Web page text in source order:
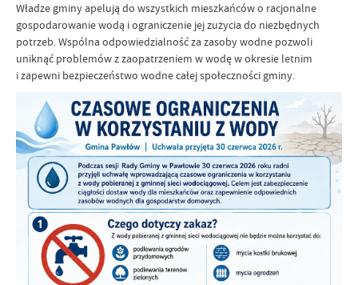
Władze gminy apelują do wszystkich mieszkańców o racjonalne
gospodarowanie wodą i ograniczenie jej zużycia do niezbędnych
potrzeb. Wspólna odpowiedzialność za zasoby wodne pozwoli
uniknąć problemów z zaopatrzeniem w wodę w okresie letnim
i zapewni bezpieczeństwo wodne całej społeczności gminy.